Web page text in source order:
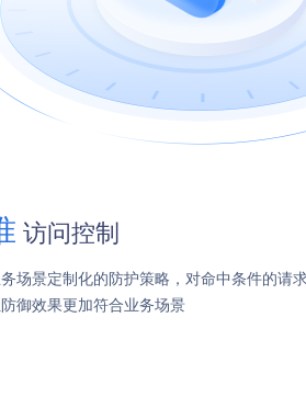
访问控制
场景定制化的防护策略，对命中条件的请
御效果更加符合业务场景